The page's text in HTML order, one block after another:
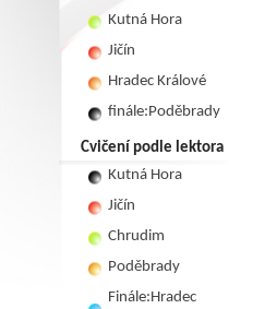
Kutná Hora
Jičín
Hradec Králové
finále:Poděbrady
Cvičení podle lektora
Kutná Hora
Jičín
Chrudim
Poděbrady
Finále:Hradec